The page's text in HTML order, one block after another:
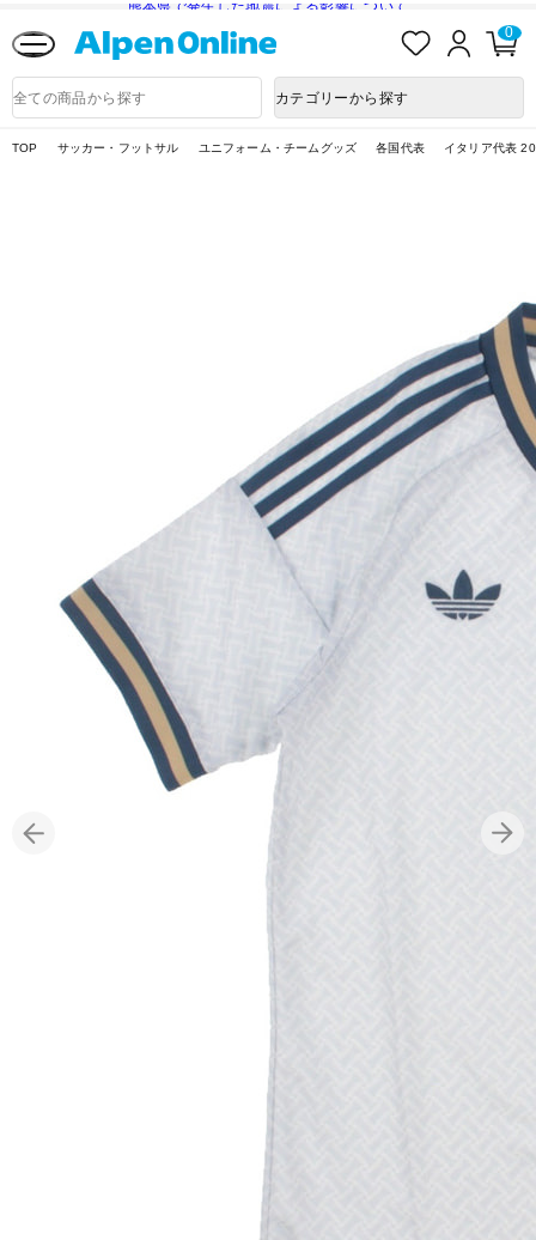
熊本県で発生した地震による影響について
入
ロ
ン
0
品
検
カテゴリーから探す
TOP サッカー・フットサル ユニフォーム・チームグッズ 各国代表 イタリア代表